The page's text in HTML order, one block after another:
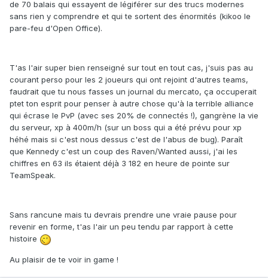
de 70 balais qui essayent de légiférer sur des trucs modernes
sans rien y comprendre et qui te sortent des énormités (kikoo le
pare-feu d'Open Office).
T'as l'air super bien renseigné sur tout en tout cas, j'suis pas au
courant perso pour les 2 joueurs qui ont rejoint d'autres teams,
faudrait que tu nous fasses un journal du mercato, ça occuperait
ptet ton esprit pour penser à autre chose qu'à la terrible alliance
qui écrase le PvP (avec ses 20% de connectés !), gangrène la vie
du serveur, xp à 400m/h (sur un boss qui a été prévu pour xp
héhé mais si c'est nous dessus c'est de l'abus de bug). Paraît
que Kennedy c'est un coup des Raven/Wanted aussi, j'ai les
chiffres en 63 ils étaient déjà 3 182 en heure de pointe sur
TeamSpeak.
Sans rancune mais tu devrais prendre une vraie pause pour
revenir en forme, t'as l'air un peu tendu par rapport à cette
histoire
Au plaisir de te voir in game !